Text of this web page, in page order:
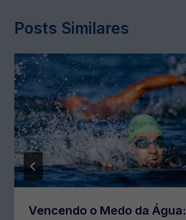
Posts Similares
Vencendo o Medo da Água: